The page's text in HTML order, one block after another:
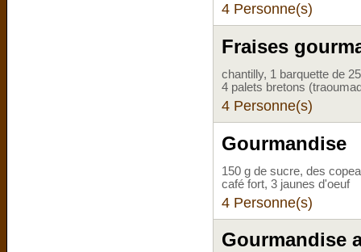
4 Personne(s)
Fraises
chantilly, 1 barquette de
4 palets bretons
4 Personne(s)
Gourmandise
150 g de sucre, des
café fort, 3 jaunes d'oeuf
4 Personne(s)
Gourmandise